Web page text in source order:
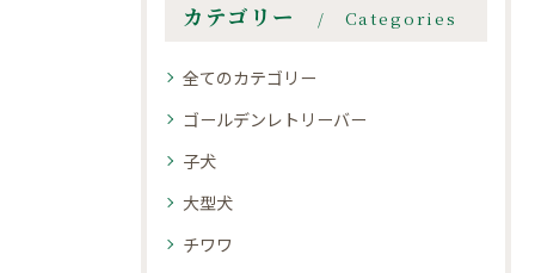
カテゴリー Categories
全てのカテゴリー
ゴールデンレトリーバー
子犬
大型犬
チワワ